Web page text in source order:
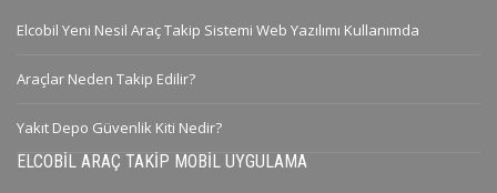
Elcobil Yeni Nesil Araç Takip Sistemi Web Yazılımı Kullanımda
Araçlar Neden Takip Edilir?
Yakıt Depo Güvenlik Kiti Nedir?
ELCOBIL ARAÇ TAKIP MOBIL UYGULAMA